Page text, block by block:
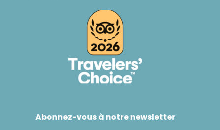
Abonnez-vous à notre newsletter